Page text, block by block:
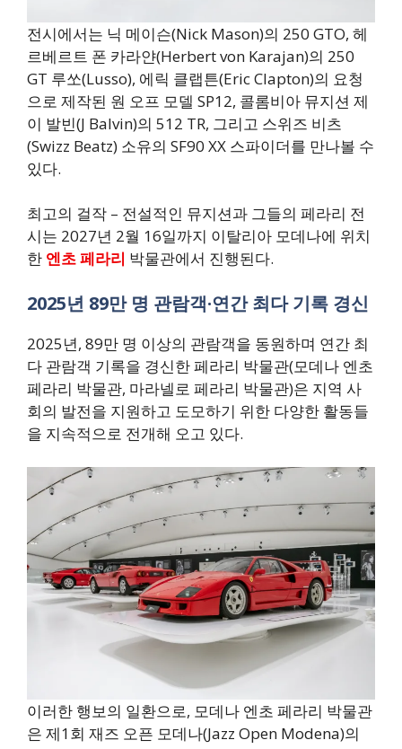
전시에서는 닉 메이슨(Nick Mason)의 250 GTO, 헤
르베르트 폰 카라얀(Herbert von Karajan)의 250
GT 루쏘(Lusso), 에릭 클랩튼(Eric Clapton)의 요청
으로 제작된 원 오프 모델 SP12, 콜롬비아 뮤지션 제
이 발빈(J Balvin)의 512 TR, 그리고 스위즈 비츠
(Swizz Beatz) 소유의 SF90 XX 스파이더를 만나볼 수
있다.
최고의 걸작 – 전설적인 뮤지션과 그들의 페라리 전
시는 2027년 2월 16일까지 이탈리아 모데나에 위치
한 엔초 페라리 박물관에서 진행된다.
2025년 89만 명 관람객·연간 최다 기록 경신
2025년, 89만 명 이상의 관람객을 동원하며 연간 최
다 관람객 기록을 경신한 페라리 박물관(모데나 엔초
페라리 박물관, 마라넬로 페라리 박물관)은 지역 사
회의 발전을 지원하고 도모하기 위한 다양한 활동들
을 지속적으로 전개해 오고 있다.
이러한 행보의 일환으로, 모데나 엔초 페라리 박물관
은 제1회 재즈 오픈 모데나(Jazz Open Modena)의